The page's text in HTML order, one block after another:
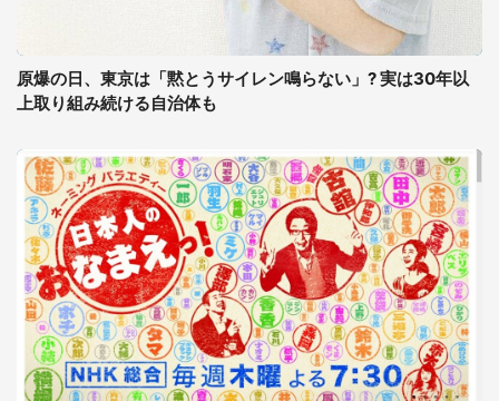
原爆の日、東京は「黙とうサイレン鳴らない」? 実は30年以
上取り組み続ける自治体も